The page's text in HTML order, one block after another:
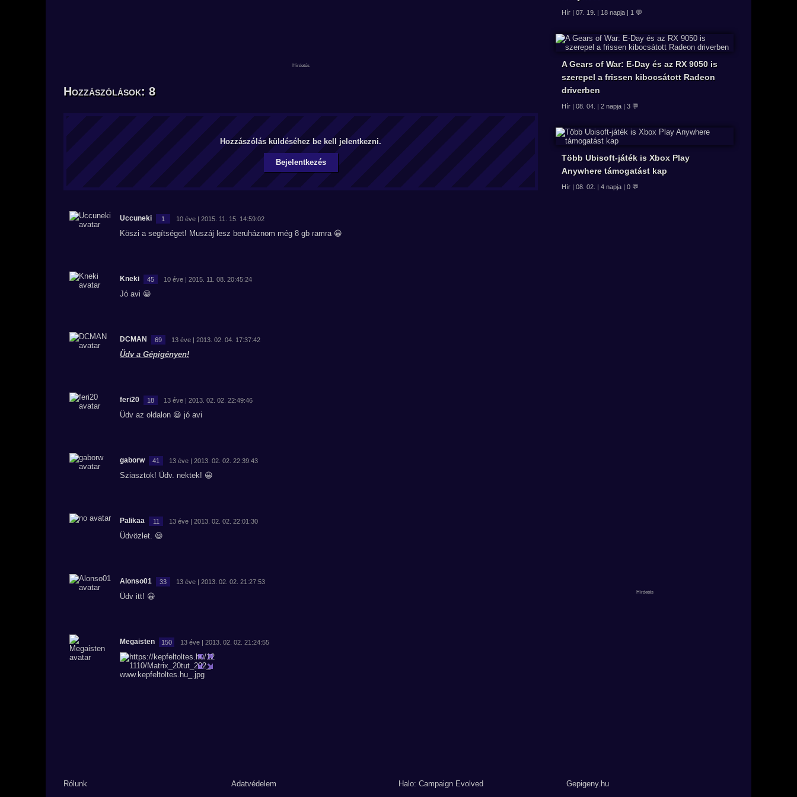
Hozzászólások: 8
Hozzászólás küldéséhez be kell jelentkezni.
Bejelentkezés
Uccuneki 1 10 éve | 2015. 11. 15. 14:59:02
Köszi a segítséget! Muszáj lesz beruháznom még 8 gb ramra 😀
Kneki 45 10 éve | 2015. 11. 08. 20:45:24
Jó avi 😀
DCMAN 69 13 éve | 2013. 02. 04. 17:37:42
Üdv a Gépigényen!
feri20 18 13 éve | 2013. 02. 02. 22:49:46
Üdv az oldalon 😃 jó avi
gaborw 41 13 éve | 2013. 02. 02. 22:39:43
Sziasztok! Üdv. nektek! 😀
Palikaa 11 13 éve | 2013. 02. 02. 22:01:30
Üdvözlet. 😃
Alonso01 33 13 éve | 2013. 02. 02. 21:27:53
Üdv itt! 😀
Megaisten 150 13 éve | 2013. 02. 02. 21:24:55
Hír | 07. 19. | 18 napja | 1 💬
A Gears of War: E-Day és az RX 9050 is
szerepel a frissen kibocsátott Radeon
driverben
Hír | 08. 04. | 2 napja | 3 💬
Több Ubisoft-játék is Xbox Play
Anywhere támogatást kap
Hír | 08. 02. | 4 napja | 0 💬
Rólunk
Adatvédelem
Halo: Campaign Evolved
Gepigeny.hu